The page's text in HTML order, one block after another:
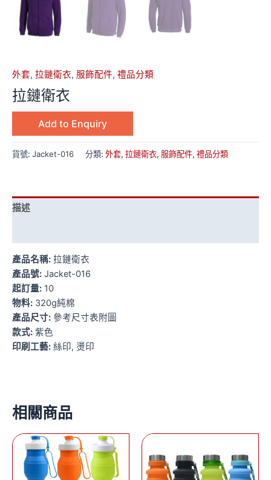
外套, 拉鏈衛衣, 服飾配件, 禮品分類
拉鏈衛衣
Add to Enquiry
貨號: Jacket-016 分類: 外套, 拉鏈衛衣, 服飾配件, 禮品分類
描述
產品名稱: 拉鏈衛衣
產品號: Jacket-016
起訂量: 10
物料: 320g純棉
產品尺寸: 參考尺寸表附圖
款式: 紫色
印刷工藝: 絲印, 燙印
相關商品